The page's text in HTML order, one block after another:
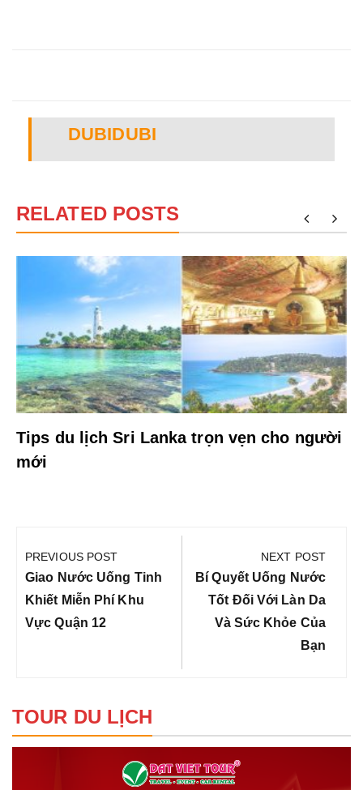
DUBIDUBI
RELATED POSTS
Tips du lịch Sri Lanka trọn vẹn cho người
mới
hướng
bài
viết
PREVIOUS POST
Previous
Post:
Giao Nước Uống Tinh
Khiết Miễn Phí Khu
Vực Quận 12
NEXT POST
Next
Post:
Bí Quyết Uống Nước
Tốt Đối Với Làn Da
Và Sức Khỏe Của
Bạn
TOUR DU LỊCH